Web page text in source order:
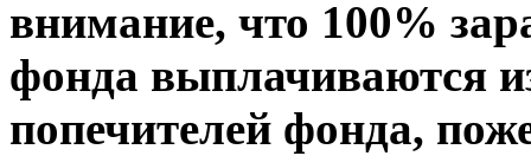
внимание, что 100%
фонда выплачиваются
попечителей фонда,